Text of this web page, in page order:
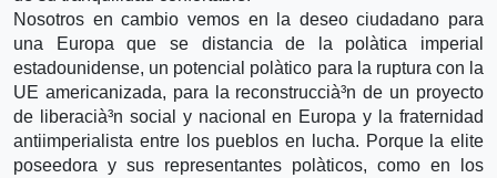
Nosotros en cambio vemos en la deseo ciudadano para
una Europa que se distancia de la polà­tica imperial
estadounidense, un potencial polà­tico para la ruptura con la
UE americanizada, para la reconstruccià³n de un proyecto
de liberacià³n social y nacional en Europa y la fraternidad
antiimperialista entre los pueblos en lucha. Porque la elite
poseedora y sus representantes polà­ticos, como en los